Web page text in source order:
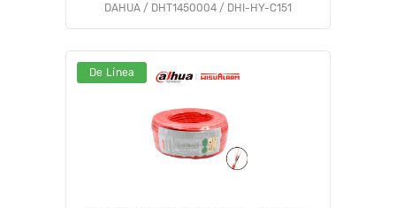
DAHUA / DHT1450004 / DHI-HY-C151
De Línea